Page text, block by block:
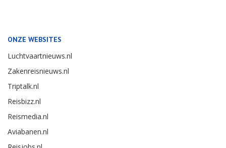
ONZE WEBSITES
Luchtvaartnieuws.nl
Zakenreisnieuws.nl
Triptalk.nl
Reisbizz.nl
Reismedia.nl
Aviabanen.nl